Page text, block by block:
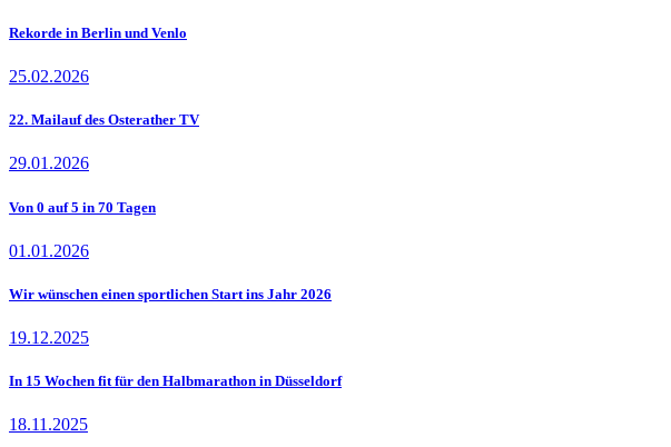
Rekorde in Berlin und Venlo
25.02.2026
22. Mailauf des Osterather TV
29.01.2026
Von 0 auf 5 in 70 Tagen
01.01.2026
Wir wünschen einen sportlichen Start ins Jahr 2026
19.12.2025
In 15 Wochen fit für den Halbmarathon in Düsseldorf
18.11.2025